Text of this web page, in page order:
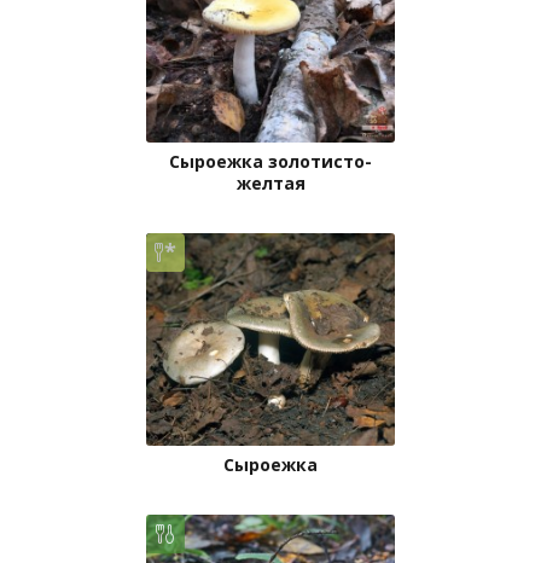
Сыроежка золотисто-
желтая
Сыроежка